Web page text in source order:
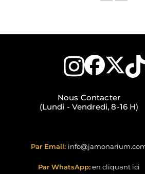
Nous Contacter
(Lundi - Vendredi, 8-16 H)
Par Email:
Par WhatsApp:en cliquant ici